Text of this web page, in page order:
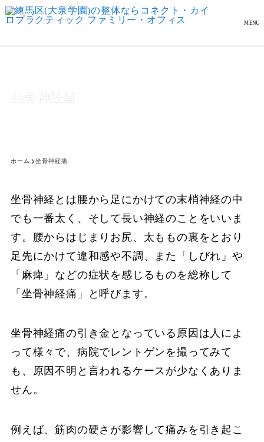
MENU
坐骨神経痛
ホーム 坐骨神経痛
坐骨神経とは腰から足にかけての末梢神経の中
でも一番太く、そして長い神経のことをいいま
す。腰からはじまりお尻、太ももの裏をとおり
足先にかけて違和感や不調、また「しびれ」や
「麻痺」などの症状を感じるものを総称して
「坐骨神経痛」と呼びます。
坐骨神経痛の引き金となっている原因は人によ
って様々で、病院でレントゲンを撮ってみて
も、原因不明と言われるケースが少なくありま
せん。
例えば、筋肉の硬さが影響して痛みを引き起こ